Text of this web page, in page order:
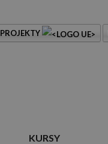
PROJEKTY
KURSY